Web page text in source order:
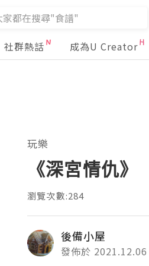
社群熱話 成為U Creator
玩樂
《深宮情仇》
瀏覽次數:284
後備小屋
發佈於 2021.12.06